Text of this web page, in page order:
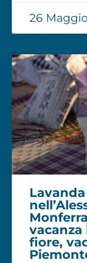
26
vacanza
fiore,